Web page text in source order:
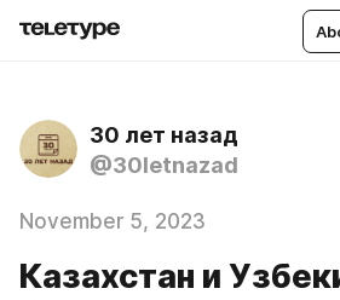
30 лет назад
@30letnazad
November 5, 2023
Казахстан и